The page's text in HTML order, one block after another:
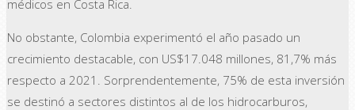
médicos en Costa Rica.
No obstante, Colombia experimentó el año pasado un
crecimiento destacable, con US$17.048 millones, 81,7% más
respecto a 2021. Sorprendentemente, 75% de esta inversión
se destinó a sectores distintos al de los hidrocarburos,